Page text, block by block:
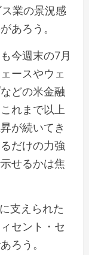
業の景況感
あろう。
今週末の7月
ースやウェ
どの米金融
れまで以上
が続いてき
だけの力強
せるかは焦
支えられた
セント・セ
ろう。